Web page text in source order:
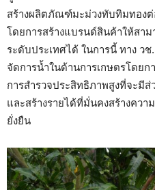
สร้างผลิตภัณฑ์มะม่วงทับทิมทองต่
โดยการสร้างแบรนด์สินค้าให้สา
ระดับประเทศได้ ในการนี้ ทาง
จัดการน้ำในด้านการเกษตรโดย
การสำรวจประสิทธิภาพสูงที่จะมี
และสร้างรายได้ที่มั่นคงสร้างควา
ยั่งยืน